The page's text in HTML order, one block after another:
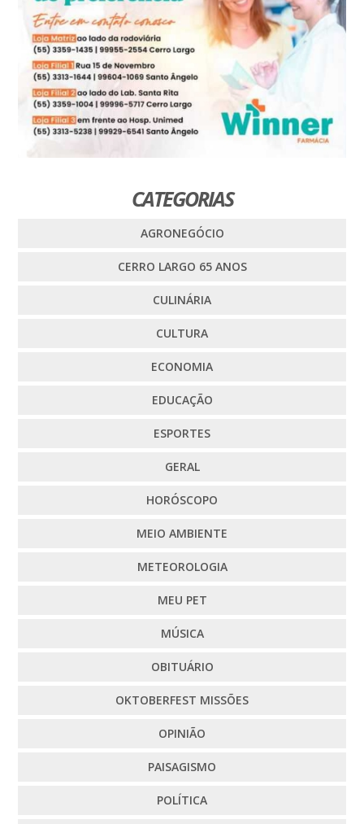
CATEGORIAS
AGRONEGÓCIO
CERRO LARGO 65 ANOS
CULINÁRIA
CULTURA
ECONOMIA
EDUCAÇÃO
ESPORTES
GERAL
HORÓSCOPO
MEIO AMBIENTE
METEOROLOGIA
MEU PET
MÚSICA
OBITUÁRIO
OKTOBERFEST MISSÕES
OPINIÃO
PAISAGISMO
POLÍTICA